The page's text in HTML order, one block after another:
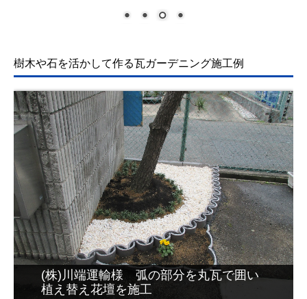
樹木や石を活かして作る瓦ガーデニング施工例
ていくあい(有)様 愛着あるお庭を瓦で
リノベーションした瓦庭